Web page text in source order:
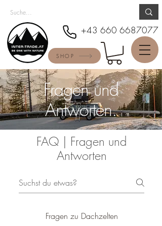
+43 660 6687077
SHOP
Fragen und
Antworten.
FAQ | Fragen und
Antworten
Fragen zu Dachzelten